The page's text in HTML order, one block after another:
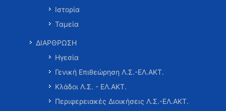
Ιστορία
Ταμεία
ΔΙΑΡΘΡΩΣΗ
Ηγεσία
Γενική Επιθεώρηση Λ.Σ.-ΕΛ.ΑΚΤ.
Κλάδοι Λ.Σ. - ΕΛ.ΑΚΤ.
Περιφερειακές Διοικήσεις Λ.Σ.-ΕΛ.ΑΚΤ.